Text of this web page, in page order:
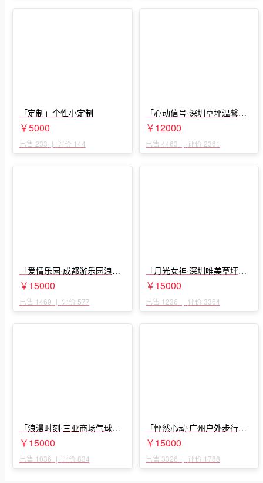
「定制」个性小定制
￥5000
已售 233 | 评价 144
「心动信号·深圳草坪温馨求
婚」
￥12000
已售 4463 | 评价 2361
「爱情乐园·成都游乐园浪漫
求婚」
￥15000
已售 1469 | 评价 577
「月光女神·深圳唯美草坪浪
漫求婚」
￥15000
已售 1236 | 评价 3364
「浪漫时刻·三亚商场气球雨
惊喜求婚」
￥15000
已售 1036 | 评价 834
「怦然心动·广州户外步行街
求婚」
￥15000
已售 3326 | 评价 1788